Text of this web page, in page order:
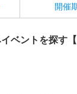
開催
ベントを探す【